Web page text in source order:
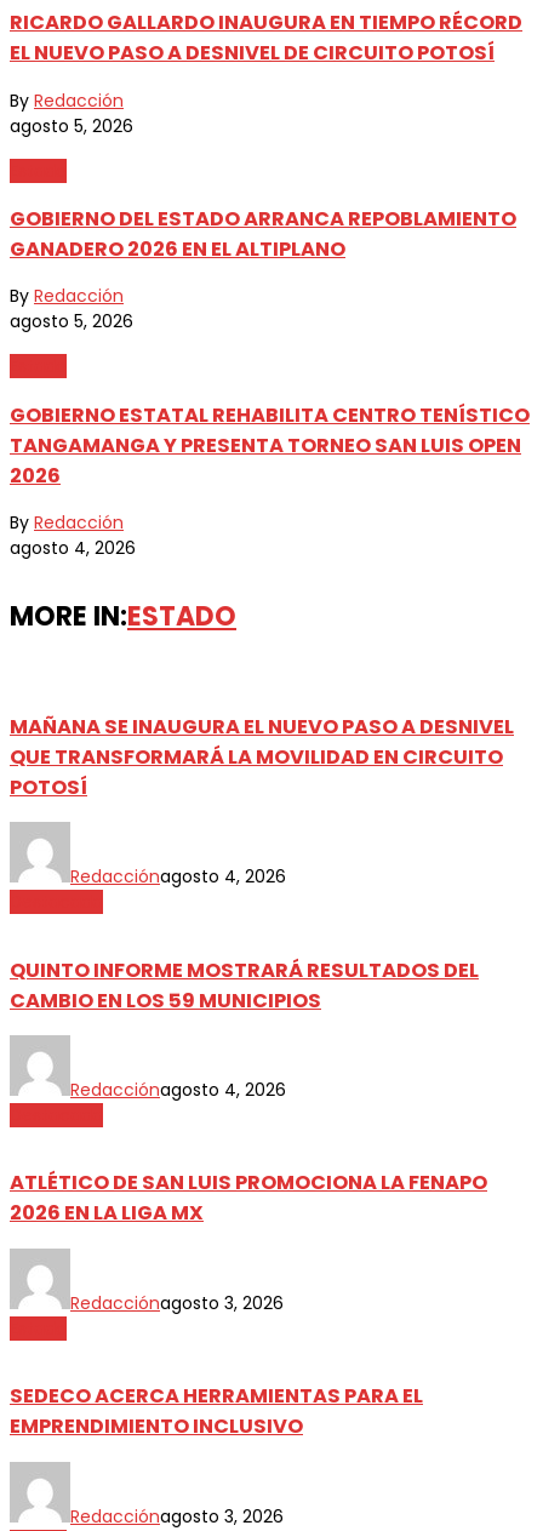
RICARDO GALLARDO INAUGURA EN TIEMPO RÉCORD
EL NUEVO PASO A DESNIVEL DE CIRCUITO POTOSÍ
By Redacción
agosto 5, 2026
GOBIERNO DEL ESTADO ARRANCA REPOBLAMIENTO
GANADERO 2026 EN EL ALTIPLANO
By Redacción
agosto 5, 2026
GOBIERNO ESTATAL REHABILITA CENTRO TENÍSTICO
TANGAMANGA Y PRESENTA TORNEO SAN LUIS OPEN
2026
By Redacción
agosto 4, 2026
MORE IN:ESTADO
MAÑANA SE INAUGURA EL NUEVO PASO A DESNIVEL
QUE TRANSFORMARÁ LA MOVILIDAD EN CIRCUITO
POTOSÍ
Redacciónagosto 4, 2026
QUINTO INFORME MOSTRARÁ RESULTADOS DEL
CAMBIO EN LOS 59 MUNICIPIOS
Redacciónagosto 4, 2026
ATLÉTICO DE SAN LUIS PROMOCIONA LA FENAPO
2026 EN LA LIGA MX
Redacciónagosto 3, 2026
SEDECO ACERCA HERRAMIENTAS PARA EL
EMPRENDIMIENTO INCLUSIVO
Redacciónagosto 3, 2026